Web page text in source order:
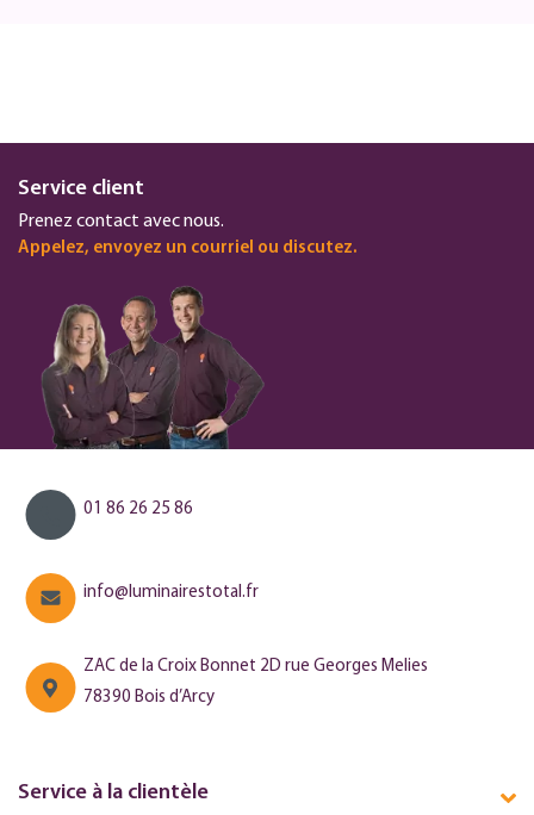
Service client
Prenez contact avec nous.
Appelez, envoyez un courriel ou discutez.
01 86 26 25 86
info@luminairestotal.fr
ZAC de la Croix Bonnet 2D rue Georges Melies
78390 Bois d’Arcy
Service à la clientèle